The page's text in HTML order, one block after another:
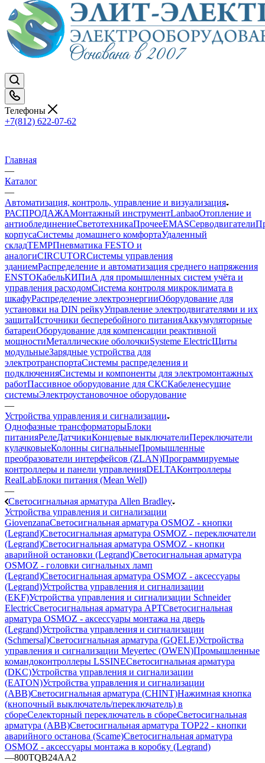
Телефоны
+7(812) 622-07-62
Главная
—
Каталог
—
Автоматизация, контроль, управление и визуализация
РАСПРОДАЖАМонтажный инструментLanbaoОтопление и
антиоблединениеСветотехникаПрочееEMASCерводвигатели
корпусаСистемы домашнего комфортаУдаленный
складTEMPПневматика FESTO и
аналогиCIRCUTORСистемы управления
зданиемРаспределение и автоматизация среднего напряжения
ENSTOКабельКИПиА для промышленных систем учёта и
управления расходомСистема контроля микроклимата в
шкафуРаспределение электроэнергииОборудование для
установки на DIN рейкуУправление электродвигателями и их
защитаИсточники бесперебойного питанияАккумуляторные
батареиОборудование для компенсации реактивной
мощностиМеталлические оболочкиSysteme ElectricЩиты
модульныеЗарядные устройства для
электротранспортаСистемы распределения и
подключенияСистемы и компоненты для электромонтажных
работПассивное оборудование для СКСКабеленесущие
системыЭлектроустановочное оборудование
—
Устройства управления и сигнализации
Однофазные трансформаторыБлоки
питанияРелеДатчикиКонцевые выключателиПереключатели
кулачковыеКолонны сигнальныеПромышленные
преобразователи интерфейсов (ZLAN)Программируемые
контроллеры и панели управленияDELTAКонтроллеры
RealLabБлоки питания (Mean Well)
—
Светосигнальная арматура Allen Bradley
Устройства управления и сигнализации
GiovenzanaСветосигнальная арматура OSMOZ - кнопки
(Legrand)Светосигнальная арматура OSMOZ - переключатели
(Legrand)Светосигнальная арматура OSMOZ - кнопки
аварийной остановки (Legrand)Светосигнальная арматура
OSMOZ - головки сигнальных ламп
(Legrand)Светосигнальная арматура OSMOZ - аксессуары
(Legrand)Устройства управления и сигнализации
(EKF)Устройства управления и сигнализации Schneider
ElectricСветосигнальная арматура APTСветосигнальная
арматура OSMOZ - аксессуары монтажа на дверь
(Legrand)Устройства управления и сигнализации
(Schmersal)Светосигнальная арматура (GQELE)Устройства
управления и сигнализации Meyertec (OWEN)Промышленные
командоконтроллеры LSSINEСветосигнальная арматура
(DKC)Устройства управления и сигнализации
(EATON)Устройства управления и сигнализации
(ABB)Светосигнальная арматура (CHINT)Нажимная кнопка
(кнопочный выключатель/переключатель) в
сбореСелекторный переключатель в сбореСветосигнальная
арматура (ABB)Светосигнальная арматура TOP22 - кнопки
аварийного останова (Scame)Светосигнальная арматура
OSMOZ - аксессуары монтажа в коробку (Legrand)
—800TQB24AA2